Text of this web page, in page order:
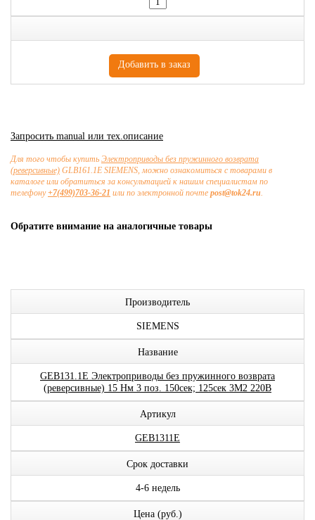
Запросить manual или тех.описание
Для того чтобы купить Электроприводы без пружинного возврата
(реверсивные) GLB161.1E SIEMENS, можно ознакомиться с товарами в
каталоге или обратиться за консультацией к нашим специалистам по
телефону+7(499)703-36-21 или по электронной почте post@tok24.ru.
Обратите внимание на аналогичные товары
Производитель
SIEMENS
Название
GEB131.1E Электроприводы без пружинного возврата
(реверсивные) 15 Нм 3 поз. 150сек; 125сек 3М2 220В
Артикул
GEB1311E
Срок доставки
4-6 недель
Цена (руб.)